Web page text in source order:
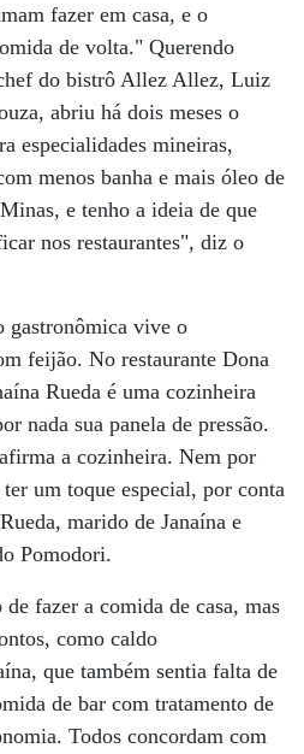
fazer em casa, e o
de volta." Querendo
do bistrô Allez Allez, Luiz
abriu há dois meses o
especialidades mineiras,
menos banha e mais óleo de
e tenho a ideia de que
nos restaurantes", diz o
gastronômica vive o
feijão. No restaurante Dona
Rueda é uma cozinheira
nada sua panela de pressão.
a cozinheira. Nem por
um toque especial, por conta
marido de Janaína e
Pomodori.
fazer a comida de casa, mas
como caldo
que também sentia falta de
de bar com tratamento de
Todos concordam com